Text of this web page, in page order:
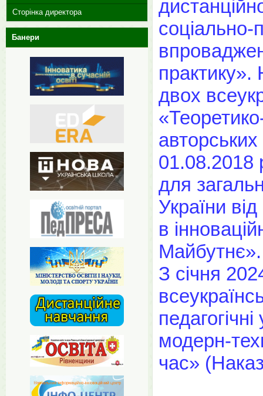
соціально-
двох
01.08.2018
для
України
в
Майбутнє».
З січня
модерн-
час»
Сторінка директора
Банери